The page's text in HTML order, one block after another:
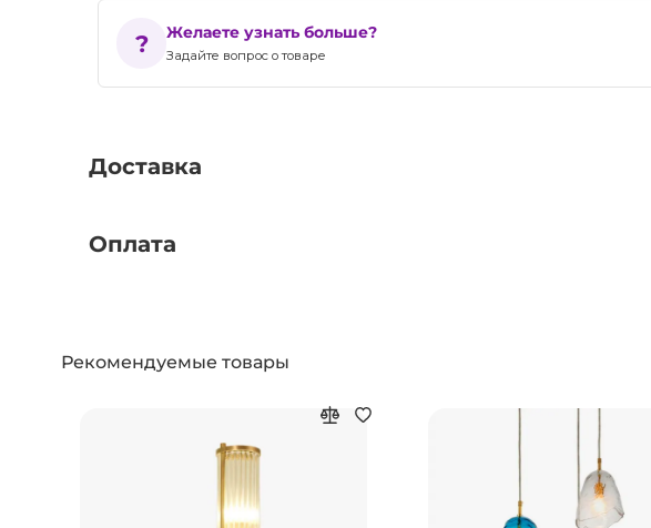
Желаете узнать больше?
Задайте вопрос о товаре
Доставка
Оплата
Рекомендуемые товары